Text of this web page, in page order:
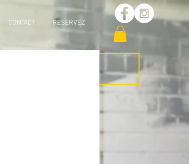
CONTACT RESERVEZ